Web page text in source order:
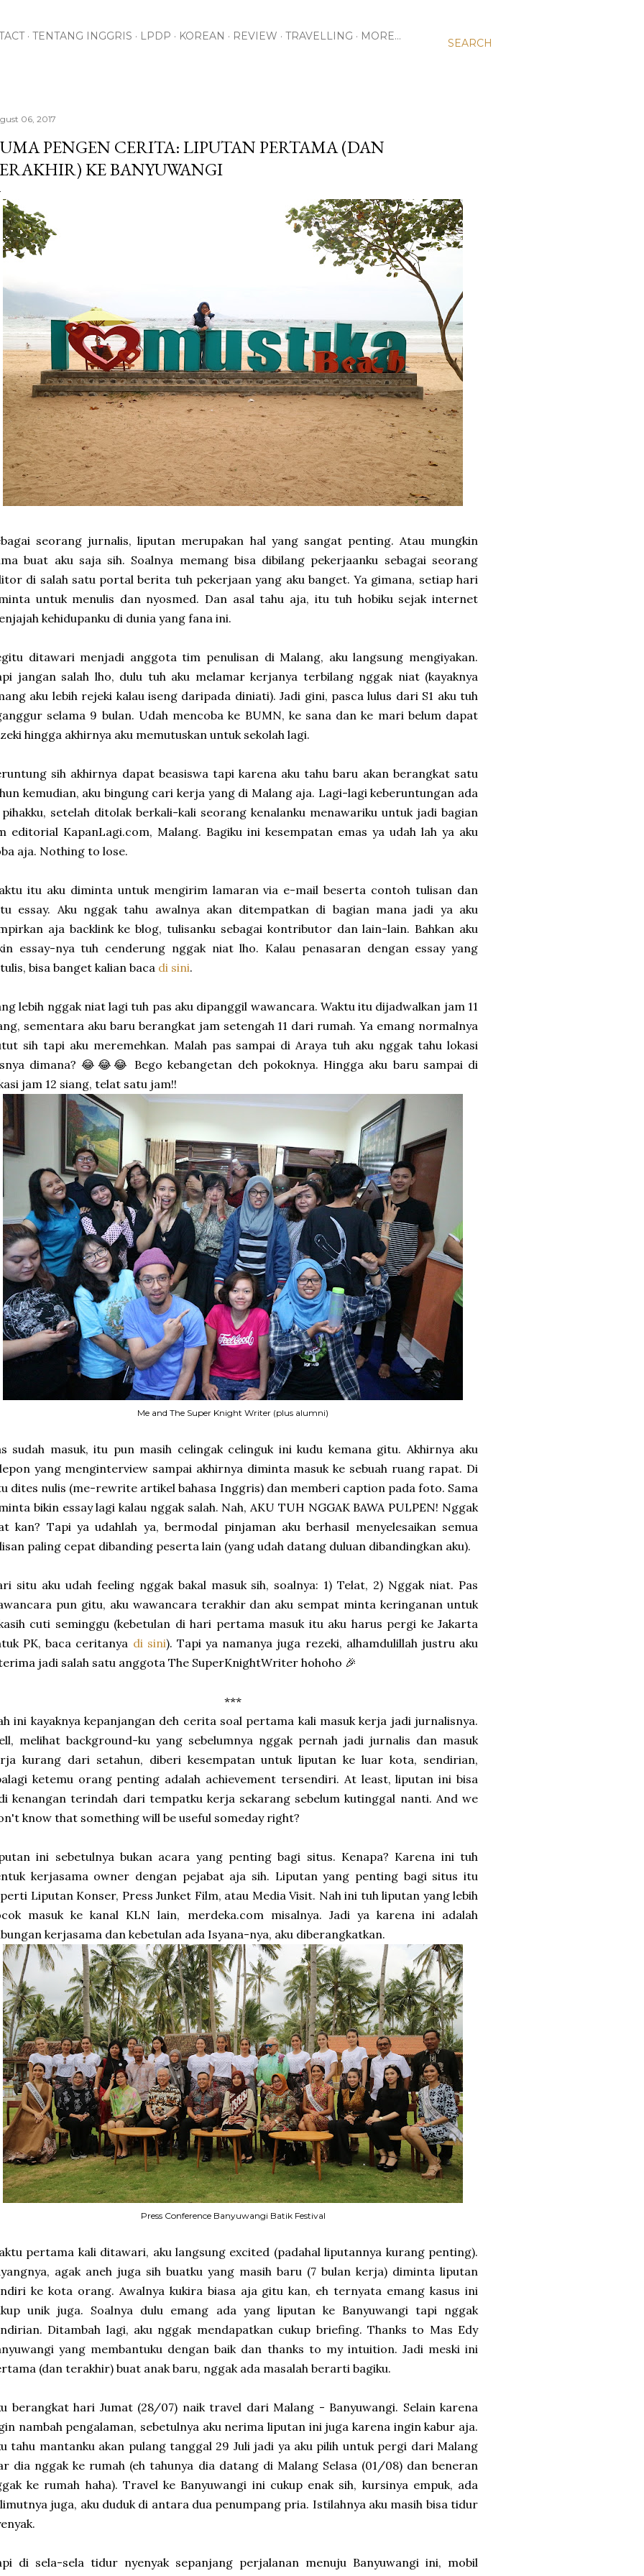
SEARCH
TENTANG INGGRIS LPDP KOREAN REVIEW TRAVELLING MORE…
06, 2017
PENGEN CERITA: LIPUTAN PERTAMA (DAN
KE BANYUWANGI
seorang jurnalis, liputan merupakan hal yang sangat penting. Atau mungkin
buat aku saja sih. Soalnya memang bisa dibilang pekerjaanku sebagai seorang
di salah satu portal berita tuh pekerjaan yang aku banget. Ya gimana, setiap hari
untuk menulis dan nyosmed. Dan asal tahu aja, itu tuh hobiku sejak internet
kehidupanku di dunia yang fana ini.
ditawari menjadi anggota tim penulisan di Malang, aku langsung mengiyakan.
jangan salah lho, dulu tuh aku melamar kerjanya terbilang nggak niat (kayaknya
aku lebih rejeki kalau iseng daripada diniati). Jadi gini, pasca lulus dari S1 aku tuh
selama 9 bulan. Udah mencoba ke BUMN, ke sana dan ke mari belum dapat
hingga akhirnya aku memutuskan untuk sekolah lagi.
sih akhirnya dapat beasiswa tapi karena aku tahu baru akan berangkat satu
kemudian, aku bingung cari kerja yang di Malang aja. Lagi-lagi keberuntungan ada
setelah ditolak berkali-kali seorang kenalanku menawariku untuk jadi bagian
editorial KapanLagi.com, Malang. Bagiku ini kesempatan emas ya udah lah ya aku
aja. Nothing to lose.
itu aku diminta untuk mengirim lamaran via e-mail beserta contoh tulisan dan
essay. Aku nggak tahu awalnya akan ditempatkan di bagian mana jadi ya aku
aja backlink ke blog, tulisanku sebagai kontributor dan lain-lain. Bahkan aku
essay-nya tuh cenderung nggak niat lho. Kalau penasaran dengan essay yang
bisa banget kalian baca di sini.
lebih nggak niat lagi tuh pas aku dipanggil wawancara. Waktu itu dijadwalkan jam 11
sementara aku baru berangkat jam setengah 11 dari rumah. Ya emang normalnya
sih tapi aku meremehkan. Malah pas sampai di Araya tuh aku nggak tahu lokasi
dimana? 😂😂😂 Bego kebangetan deh pokoknya. Hingga aku baru sampai di
jam 12 siang, telat satu jam!!
Me and The Super Knight Writer (plus alumni)
sudah masuk, itu pun masih celingak celinguk ini kudu kemana gitu. Akhirnya aku
yang menginterview sampai akhirnya diminta masuk ke sebuah ruang rapat. Di
dites nulis (me-rewrite artikel bahasa Inggris) dan memberi caption pada foto. Sama
bikin essay lagi kalau nggak salah. Nah, AKU TUH NGGAK BAWA PULPEN! Nggak
kan? Tapi ya udahlah ya, bermodal pinjaman aku berhasil menyelesaikan semua
paling cepat dibanding peserta lain (yang udah datang duluan dibandingkan aku).
situ aku udah feeling nggak bakal masuk sih, soalnya: 1) Telat, 2) Nggak niat. Pas
pun gitu, aku wawancara terakhir dan aku sempat minta keringanan untuk
cuti seminggu (kebetulan di hari pertama masuk itu aku harus pergi ke Jakarta
PK, baca ceritanya di sini). Tapi ya namanya juga rezeki, alhamdulillah justru aku
jadi salah satu anggota The SuperKnightWriter hohoho 🎉
***
ini kayaknya kepanjangan deh cerita soal pertama kali masuk kerja jadi jurnalisnya.
melihat background-ku yang sebelumnya nggak pernah jadi jurnalis dan masuk
kurang dari setahun, diberi kesempatan untuk liputan ke luar kota, sendirian,
ketemu orang penting adalah achievement tersendiri. At least, liputan ini bisa
kenangan terindah dari tempatku kerja sekarang sebelum kutinggal nanti. And we
know that something will be useful someday right?
ini sebetulnya bukan acara yang penting bagi situs. Kenapa? Karena ini tuh
kerjasama owner dengan pejabat aja sih. Liputan yang penting bagi situs itu
Liputan Konser, Press Junket Film, atau Media Visit. Nah ini tuh liputan yang lebih
masuk ke kanal KLN lain, merdeka.com misalnya. Jadi ya karena ini adalah
kerjasama dan kebetulan ada Isyana-nya, aku diberangkatkan.
Press Conference Banyuwangi Batik Festival
pertama kali ditawari, aku langsung excited (padahal liputannya kurang penting).
agak aneh juga sih buatku yang masih baru (7 bulan kerja) diminta liputan
ke kota orang. Awalnya kukira biasa aja gitu kan, eh ternyata emang kasus ini
unik juga. Soalnya dulu emang ada yang liputan ke Banyuwangi tapi nggak
Ditambah lagi, aku nggak mendapatkan cukup briefing. Thanks to Mas Edy
yang membantuku dengan baik dan thanks to my intuition. Jadi meski ini
(dan terakhir) buat anak baru, nggak ada masalah berarti bagiku.
berangkat hari Jumat (28/07) naik travel dari Malang - Banyuwangi. Selain karena
nambah pengalaman, sebetulnya aku nerima liputan ini juga karena ingin kabur aja.
tahu mantanku akan pulang tanggal 29 Juli jadi ya aku pilih untuk pergi dari Malang
dia nggak ke rumah (eh tahunya dia datang di Malang Selasa (01/08) dan beneran
ke rumah haha). Travel ke Banyuwangi ini cukup enak sih, kursinya empuk, ada
juga, aku duduk di antara dua penumpang pria. Istilahnya aku masih bisa tidur
di sela-sela tidur nyenyak sepanjang perjalanan menuju Banyuwangi ini, mobil